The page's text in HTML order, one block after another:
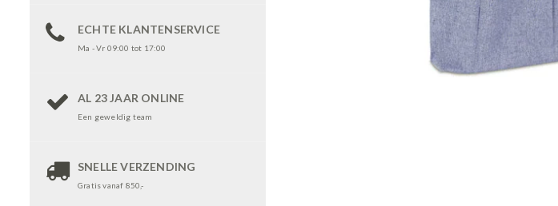
ECHTE KLANTENSERVICE
Ma - Vr 09:00 tot 17:00
AL 23 JAAR ONLINE
Een geweldig team
SNELLE VERZENDING
Gratis vanaf 850,-